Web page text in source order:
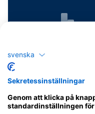
Dykcenter som
dykplats
svenska
Sekretessinställningar
Genom att klicka på
standardinställningen